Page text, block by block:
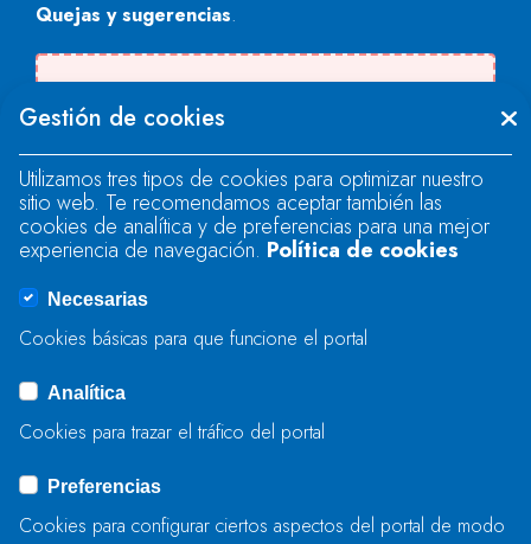
Quejas y sugerencias.
"text".
Se produjo un error al cargar el campo
"text".
Se produjo un error al cargar el campo
ENVIAR
Gestión de cookies
Utilizamos tres tipos de cookies para optimizar nuestro
sitio web. Te recomendamos aceptar también las
cookies de analítica y de preferencias para una mejor
experiencia de navegación. Política de cookies
Necesarias
Cookies básicas para que funcione el portal
Analítica
Cookies para trazar el tráfico del portal
Preferencias
Cookies para configurar ciertos aspectos del portal de modo